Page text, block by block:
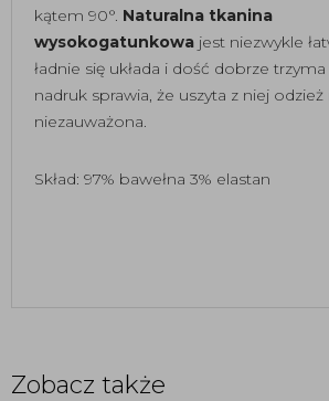
kątem 90°. Naturalna tkanina
wysokogatunkowa jest niezwykle
ładnie się układa i dość dobrze
nadruk sprawia, że uszyta z niej
niezauważona.
Skład: 97% bawełna 3% elastan
Zobacz także